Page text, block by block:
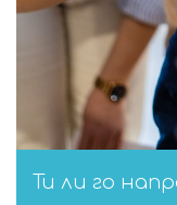
Ти ли го
10:00 - 21:00
ОТВОРЕНО
бул.